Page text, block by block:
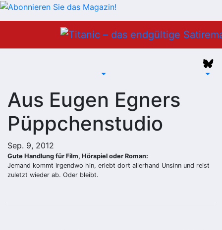
Aus Eugen Egners
Püppchenstudio
Sep. 9, 2012
Gute Handlung für Film, Hörspiel oder Roman:
Jemand kommt irgendwo hin, erlebt dort allerhand Unsinn und reist
zuletzt wieder ab. Oder bleibt.